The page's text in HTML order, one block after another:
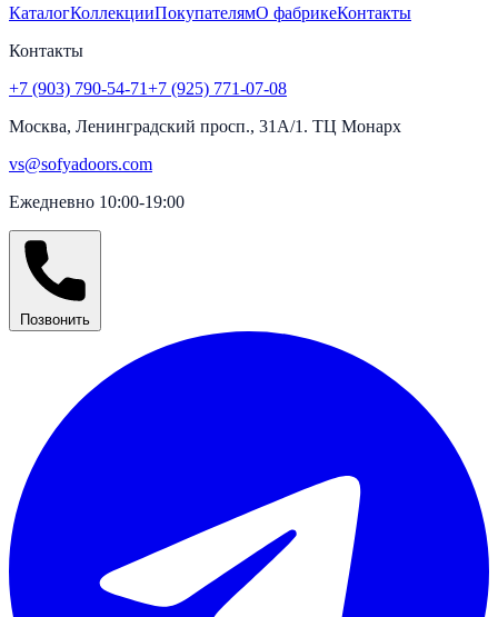
КаталогКоллекцииПокупателямО фабрикеКонтакты
Контакты
+7 (903) 790-54-71+7 (925) 771-07-08
Москва, Ленинградский просп., 31А/1. ТЦ Монарх
vs@sofyadoors.com
Ежедневно 10:00-19:00
Позвонить